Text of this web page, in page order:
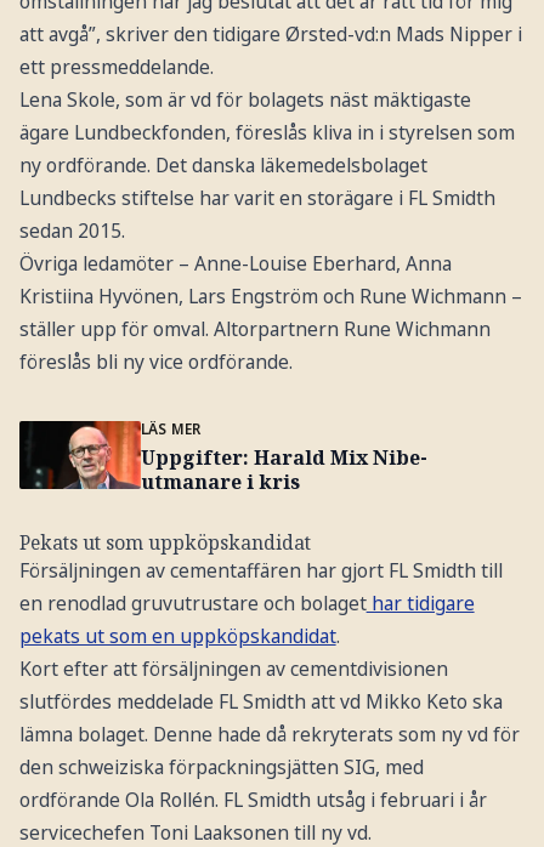
att avgå”, skriver den tidigare Ørsted-vd:n Mads Nipper i
ett pressmeddelande.
Lena Skole, som är vd för bolagets näst mäktigaste
ägare Lundbeckfonden, föreslås kliva in i styrelsen som
ny ordförande. Det danska läkemedelsbolaget
Lundbecks stiftelse har varit en storägare i FL Smidth
sedan 2015.
Övriga ledamöter – Anne-Louise Eberhard, Anna
Kristiina Hyvönen, Lars Engström och Rune Wichmann –
ställer upp för omval. Altorpartnern Rune Wichmann
föreslås bli ny vice ordförande.
LÄS MER
Uppgifter: Harald Mix Nibe-
utmanare i kris
Pekats ut som uppköpskandidat
Försäljningen av cementaffären har gjort FL Smidth till
en renodlad gruvutrustare och bolagethar tidigare
pekats ut som en uppköpskandidat.
Kort efter att försäljningen av cementdivisionen
slutfördes meddelade FL Smidth att vd Mikko Keto ska
lämna bolaget. Denne hade då rekryterats som ny vd för
den schweiziska förpackningsjätten SIG, med
ordförande Ola Rollén. FL Smidth utsåg i februari i år
servicechefen Toni Laaksonen till ny vd.